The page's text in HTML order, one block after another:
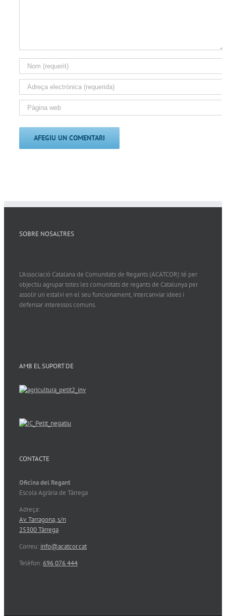
SOBRE NOSALTRES
L'Associació Catalana de Comunitats de Regants (ACATCOR) té per
objectiu agrupar totes les comunitats de regants de Catalunya per
assolir un estalvi en el seu funcionament, intercanviar idees i
defensar interessos comuns.
AMB EL SUPORT DE
CONTACTE
Oficina del Regant
Escola Agrària de Tàrrega
Adreça:
Av. Tarragona, s/n
25300 Tàrrega
Correu: info@acatcor.cat
Telèfon:696 076 444